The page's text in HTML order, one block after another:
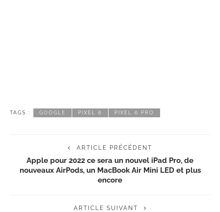
TAGS : GOOGLE PIXEL 6 PIXEL 6 PRO
ARTICLE PRÉCÉDENT
Apple pour 2022 ce sera un nouvel iPad Pro, de
nouveaux AirPods, un MacBook Air Mini LED et plus
encore
ARTICLE SUIVANT